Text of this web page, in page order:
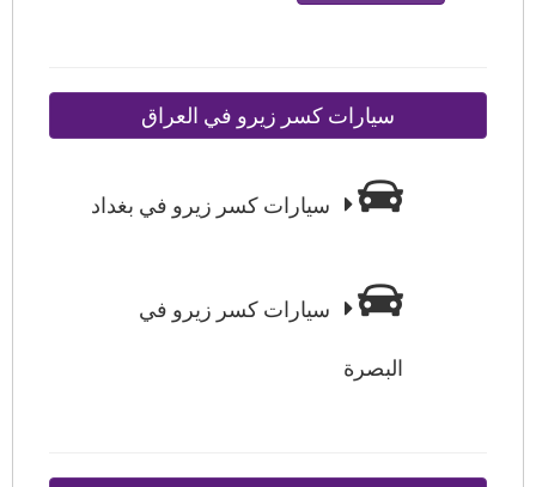
سيارات كسر زيرو في العراق
سيارات كسر زيرو في بغداد
سيارات كسر زيرو في
البصرة